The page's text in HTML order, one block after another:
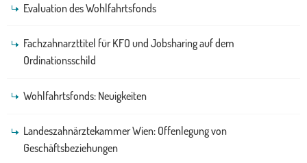
Evaluation des Wohlfahrtsfonds
Fachzahnarzttitel für KFO und Jobsharing auf dem
Ordinationsschild
Wohlfahrtsfonds: Neuigkeiten
Landeszahnärztekammer Wien: Offenlegung von
Geschäftsbeziehungen